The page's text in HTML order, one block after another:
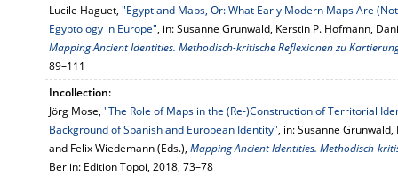
Lucile Haguet, "Egypt and Maps, Or: What Early Modern Maps Are
Egyptology in Europe", in: Susanne Grunwald, Kerstin P. Hofmann,
Mapping Ancient Identities. Methodisch-kritische Reflexionen zu
89–111
Incollection:
Jörg Mose, "The Role of Maps in the (Re-)Construction of Territorial
Background of Spanish and European Identity", in: Susanne
and Felix Wiedemann (Eds.), Mapping Ancient Identities. Methodisch-
Berlin: Edition Topoi, 2018, 73–78